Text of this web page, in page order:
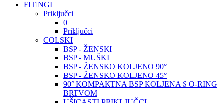
FITINGI
Priključci
0
Priključci
COLSKI
BSP - ŽENSKI
BSP - MUŠKI
BSP - ŽENSKO KOLJENO 90°
BSP - ŽENSKO KOLJENO 45°
90° KOMPAKTNA BSP KOLJENA S O-RING
BRTVOM